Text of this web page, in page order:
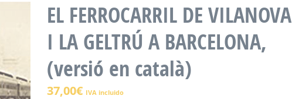
EL FERROCARRIL DE VILANOVA
I LA GELTRÚ A BARCELONA,
(versió en català)
37,00€ IVA incluido